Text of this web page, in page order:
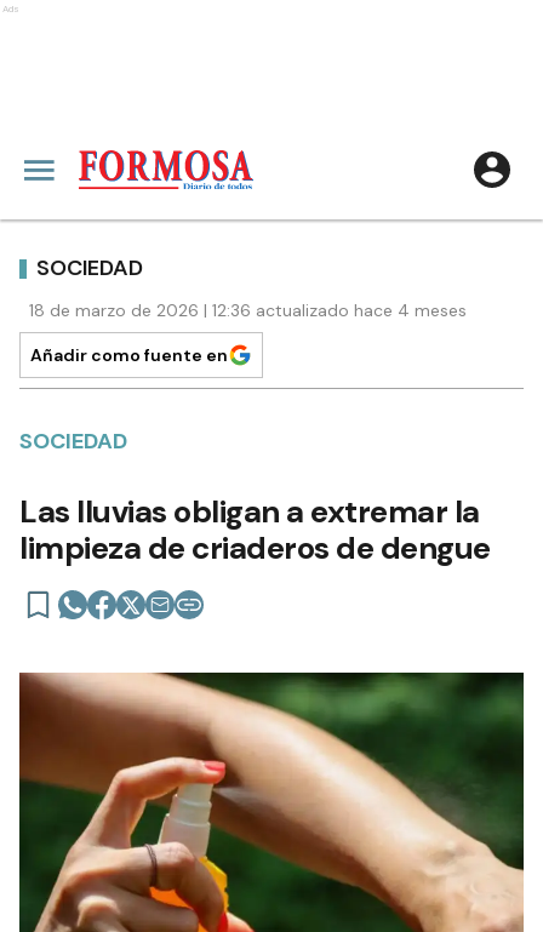
Ads
SOCIEDAD
18 de marzo de 2026 | 12:36 actualizado hace 4 meses
Añadir como fuente en
SOCIEDAD
Las lluvias obligan a extremar la
limpieza de criaderos de dengue